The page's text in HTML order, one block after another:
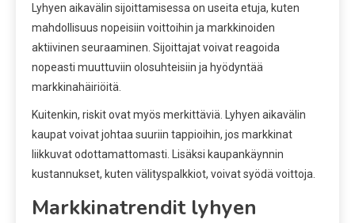
Lyhyen aikavälin sijoittamisessa on useita etuja, kuten
mahdollisuus nopeisiin voittoihin ja markkinoiden
aktiivinen seuraaminen. Sijoittajat voivat reagoida
nopeasti muuttuviin olosuhteisiin ja hyödyntää
markkinahäiriöitä.
Kuitenkin, riskit ovat myös merkittäviä. Lyhyen aikavälin
kaupat voivat johtaa suuriin tappioihin, jos markkinat
liikkuvat odottamattomasti. Lisäksi kaupankäynnin
kustannukset, kuten välityspalkkiot, voivat syödä voittoja.
Markkinatrendit lyhyen